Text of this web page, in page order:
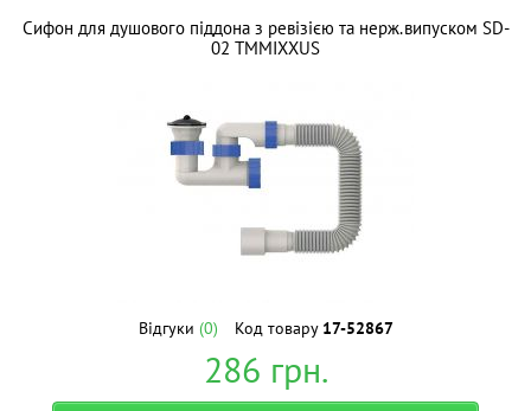
Сифон для душового піддона з ревізією та нерж.випуском SD-
02 ТМMIXXUS
Відгуки (0) Код товару 17-52867
286 грн.